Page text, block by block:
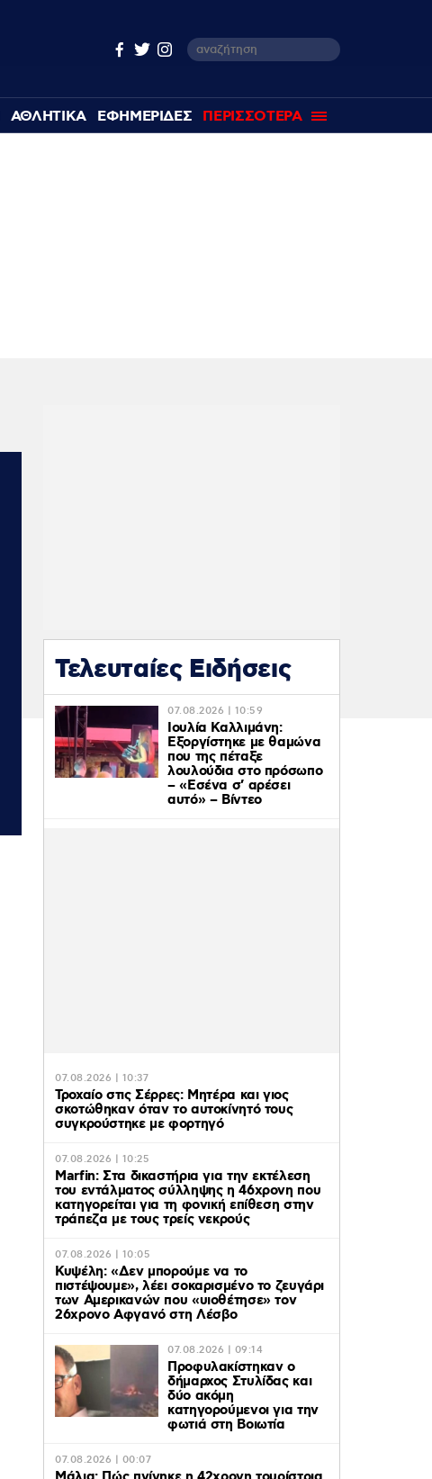
ΑΘΛΗΤΙΚΑ ΕΦΗΜΕΡΙΔΕΣ ΠΕΡΙΣΣΟΤΕΡΑ
Τελευταίες Ειδήσεις
07.08.2026 | 10:59
Ιουλία Καλλιμάνη:
Εξοργίστηκε με θαμώνα
που της πέταξε
λουλούδια στο πρόσωπο
– «Εσένα σ’ αρέσει
αυτό» – Βίντεο
07.08.2026 | 10:37
Τροχαίο στις Σέρρες: Μητέρα και γιος
σκοτώθηκαν όταν το αυτοκίνητό τους
συγκρούστηκε με φορτηγό
07.08.2026 | 10:25
Marfin: Στα δικαστήρια για την εκτέλεση
του εντάλματος σύλληψης η 46χρονη που
κατηγορείται για τη φονική επίθεση στην
τράπεζα με τους τρείς νεκρούς
07.08.2026 | 10:05
Κυψέλη: «Δεν μπορούμε να το
πιστέψουμε», λέει σοκαρισμένο το ζευγάρι
των Αμερικανών που «υιοθέτησε» τον
26χρονο Αφγανό στη Λέσβο
07.08.2026 | 09:14
Προφυλακίστηκαν ο
δήμαρχος Στυλίδας και
δύο ακόμη
κατηγορούμενοι για την
φωτιά στη Βοιωτία
07.08.2026 | 00:07